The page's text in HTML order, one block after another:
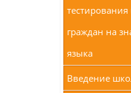
граждан на
языка
Введение